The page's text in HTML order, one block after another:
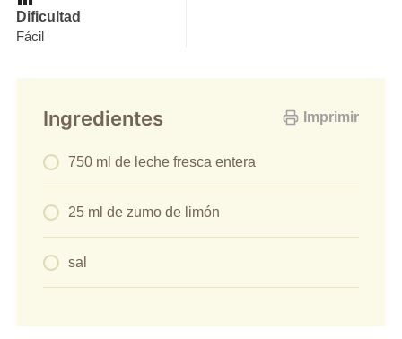
Dificultad
Fácil
Imprimir
Ingredientes
750 ml de leche fresca entera
25 ml de zumo de limón
sal